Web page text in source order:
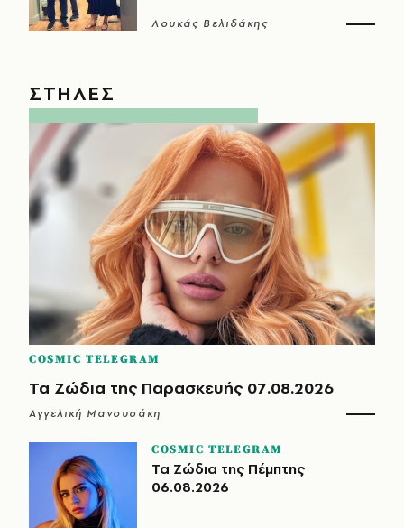
Λουκάς Βελιδάκης
ΣΤΗΛΕΣ
COSMIC TELEGRAM
Τα Ζώδια της Παρασκευής 07.08.2026
Αγγελική Μανουσάκη
COSMIC TELEGRAM
Τα Ζώδια της Πέμπτης
06.08.2026